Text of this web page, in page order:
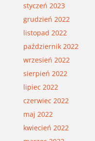
styczeń 2023
grudzień 2022
listopad 2022
październik 2022
wrzesień 2022
sierpień 2022
lipiec 2022
czerwiec 2022
maj 2022
kwiecień 2022